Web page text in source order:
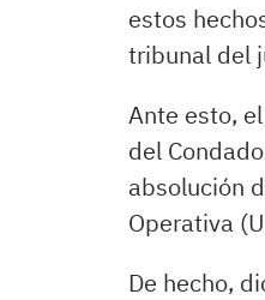
estos
tribunal del
Ante esto,
del
absolución
Operativa
De hecho,